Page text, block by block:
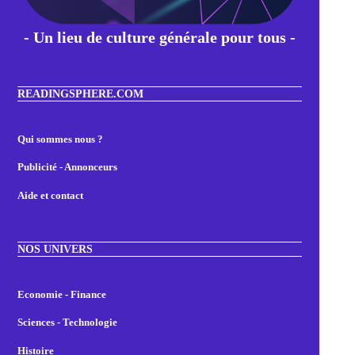
- Un lieu de culture générale pour tous -
READINGSPHERE.COM
Qui sommes nous ?
Publicité - Annonceurs
Aide et contact
NOS UNIVERS
Economie - Finance
Sciences - Technologie
Histoire